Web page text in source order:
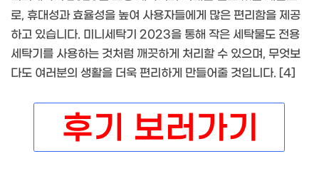
로, 휴대성과 효율성을 높여 사용자들에게 많은 편리함을 제공
하고 있습니다. 미니세탁기 2023을 통해 작은 세탁물도 전용
세탁기를 사용하는 것처럼 깨끗하게 처리할 수 있으며, 무엇보
다도 여러분의 생활을 더욱 편리하게 만들어줄 것입니다. [4]